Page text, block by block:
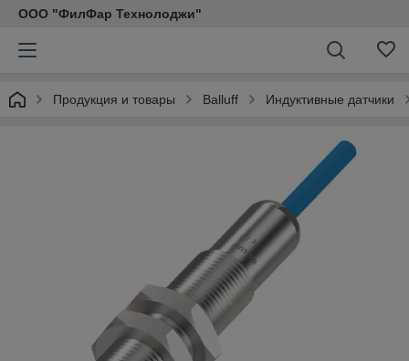
ООО "ФилФар Технолоджи"
Продукция и товары Balluff Индуктивные датчики